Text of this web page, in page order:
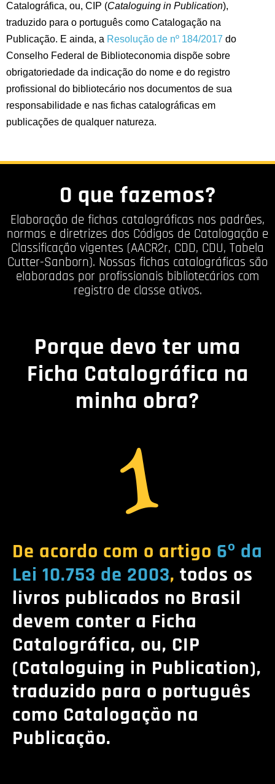
Catalográfica, ou, CIP (Cataloguing in Publication),
traduzido para o português como Catalogação na
Publicação. E ainda, a Resolução de nº 184/2017 do
Conselho Federal de Biblioteconomia dispõe sobre
obrigatoriedade da indicação do nome e do registro
profissional do bibliotecário nos documentos de sua
responsabilidade e nas fichas catalográficas em
publicações de qualquer natureza.
O que fazemos?
Elaboração de fichas catalográficas nos padrões,
normas e diretrizes dos Códigos de Catalogação e
Classificação vigentes (AACR2r, CDD, CDU, Tabela
Cutter-Sanborn). Nossas fichas catalográficas são
elaboradas por profissionais bibliotecários com
registro de classe ativos.
Porque devo ter uma
Ficha Catalográfica na
minha obra?
1
De acordo com o artigo 6º da
Lei 10.753 de 2003, todos os
livros publicados no Brasil
devem conter a Ficha
Catalográfica, ou, CIP
(Cataloguing in Publication),
traduzido para o português
como Catalogação na
Publicação.